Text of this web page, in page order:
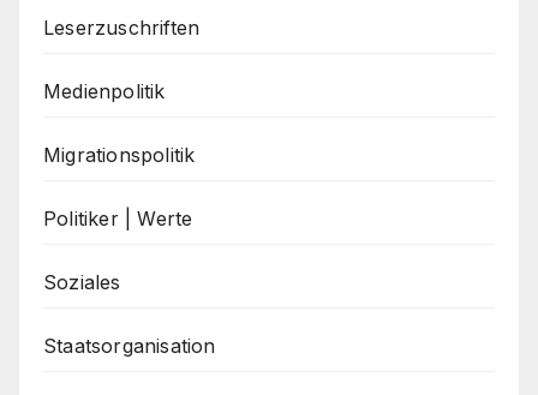
Leserzuschriften
Medienpolitik
Migrationspolitik
Politiker | Werte
Soziales
Staatsorganisation